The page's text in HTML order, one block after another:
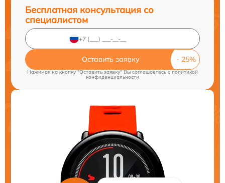
Бесплатная консультация со
специалистом
Оставить заявку
Нажимая на кнопку "Оставить заявку" Вы соглашаетесь cполитикой
конфиденциальности